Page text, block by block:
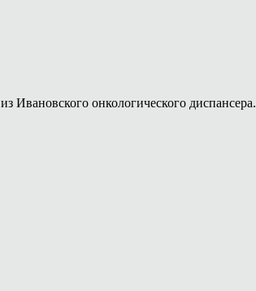
из Ивановского онкологического диспансера.